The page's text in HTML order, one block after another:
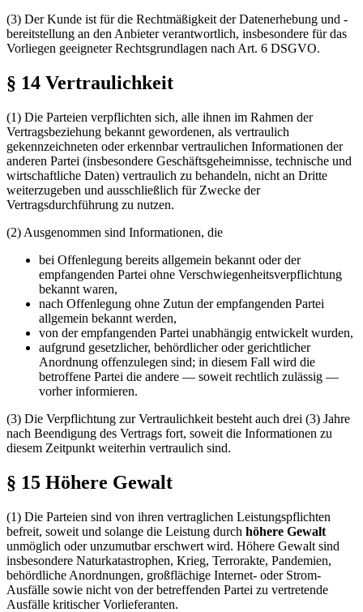
(3) Der Kunde ist für die Rechtmäßigkeit der Datenerhebung und -
bereitstellung an den Anbieter verantwortlich, insbesondere für das
Vorliegen geeigneter Rechtsgrundlagen nach Art. 6 DSGVO.
§ 14 Vertraulichkeit
(1) Die Parteien verpflichten sich, alle ihnen im Rahmen der
Vertragsbeziehung bekannt gewordenen, als vertraulich
gekennzeichneten oder erkennbar vertraulichen Informationen der
anderen Partei (insbesondere Geschäftsgeheimnisse, technische und
wirtschaftliche Daten) vertraulich zu behandeln, nicht an Dritte
weiterzugeben und ausschließlich für Zwecke der
Vertragsdurchführung zu nutzen.
(2) Ausgenommen sind Informationen, die
bei Offenlegung bereits allgemein bekannt oder der
empfangenden Partei ohne Verschwiegenheitsverpflichtung
bekannt waren,
nach Offenlegung ohne Zutun der empfangenden Partei
allgemein bekannt werden,
von der empfangenden Partei unabhängig entwickelt wurden,
aufgrund gesetzlicher, behördlicher oder gerichtlicher
Anordnung offenzulegen sind; in diesem Fall wird die
betroffene Partei die andere — soweit rechtlich zulässig —
vorher informieren.
(3) Die Verpflichtung zur Vertraulichkeit besteht auch drei (3) Jahre
nach Beendigung des Vertrags fort, soweit die Informationen zu
diesem Zeitpunkt weiterhin vertraulich sind.
§ 15 Höhere Gewalt
(1) Die Parteien sind von ihren vertraglichen Leistungspflichten
befreit, soweit und solange die Leistung durch höhere Gewalt
unmöglich oder unzumutbar erschwert wird. Höhere Gewalt sind
insbesondere Naturkatastrophen, Krieg, Terrorakte, Pandemien,
behördliche Anordnungen, großflächige Internet- oder Strom-
Ausfälle sowie nicht von der betreffenden Partei zu vertretende
Ausfälle kritischer Vorlieferanten.